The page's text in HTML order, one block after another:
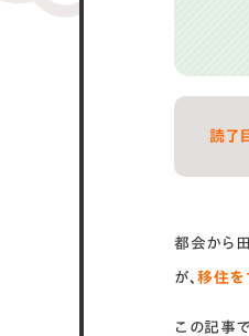
読了
都会から
が、移住を
この記事で